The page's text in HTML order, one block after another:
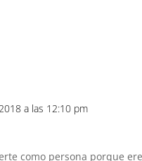
a las 12:10 pm
como persona porque